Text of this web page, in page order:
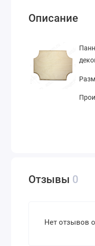
Описание
Отзывы 0
Нет отзывов